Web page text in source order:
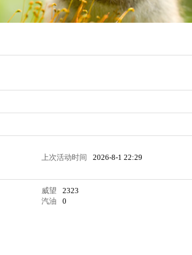
上次活动时间
2026-8-1 22:29
威望
2323
汽油 0